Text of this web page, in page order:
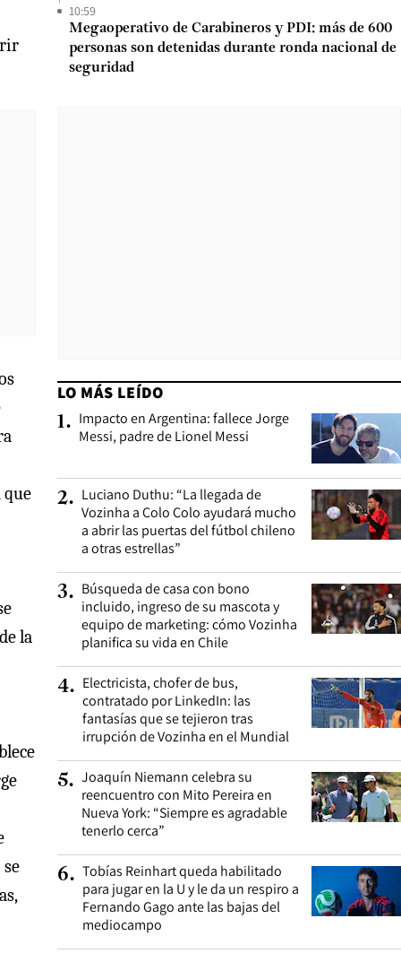
que
la
10:59
Megaoperativo de Carabineros y PDI: más de 600
personas son detenidas durante ronda nacional de
seguridad
LO MÁS LEÍDO
1. Impacto en Argentina: fallece Jorge
Messi, padre de Lionel Messi
2. Luciano Duthu: “La llegada de
Vozinha a Colo Colo ayudará mucho
a abrir las puertas del fútbol chileno
a otras estrellas”
3. Búsqueda de casa con bono
incluido, ingreso de su mascota y
equipo de marketing: cómo Vozinha
planifica su vida en Chile
4. Electricista, chofer de bus,
contratado por LinkedIn: las
fantasías que se tejieron tras
irrupción de Vozinha en el Mundial
5. Joaquín Niemann celebra su
reencuentro con Mito Pereira en
Nueva York: “Siempre es agradable
tenerlo cerca”
6. Tobías Reinhart queda habilitado
para jugar en la U y le da un respiro a
Fernando Gago ante las bajas del
mediocampo